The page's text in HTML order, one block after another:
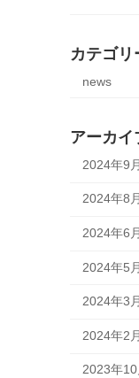
カテゴリ
news
アーカイ
2024年9月
2024年8月
2024年6月
2024年5月
2024年3月
2024年2月
2023年10